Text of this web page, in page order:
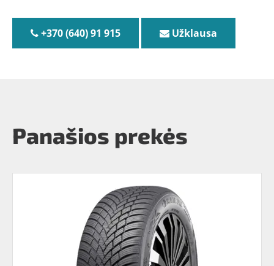
+370 (640) 91 915 Užklausa
Panašios prekės